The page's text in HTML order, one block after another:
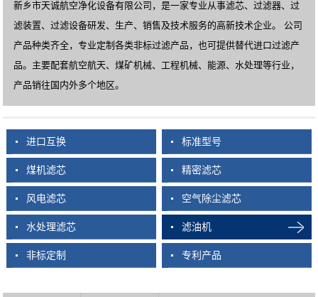
新乡市天诚航空净化设备有限公司，是一家专业从事滤芯、过滤器、过
滤装置、过滤设备研发、生产、销售及技术服务的高新技术企业。 公司
产品种类齐全，专业定制各类非标过滤产品，也可提供替代进口过滤产
品。主要配套航空航天、煤矿机械、工程机械、能源、水处理等行业，
产品销往国内外多个地区。
进口互换 标准型号
煤机滤芯 精密滤芯
风电滤芯 空气除尘滤芯
水处理滤芯 滤油机
非标定制 专利产品